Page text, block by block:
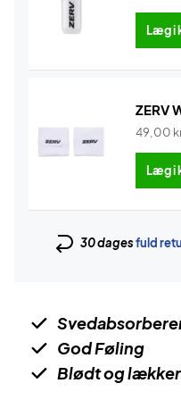
Læg i
ZERV
49,00
Læg i
30 dagesfuld
God Føling
Blødt og